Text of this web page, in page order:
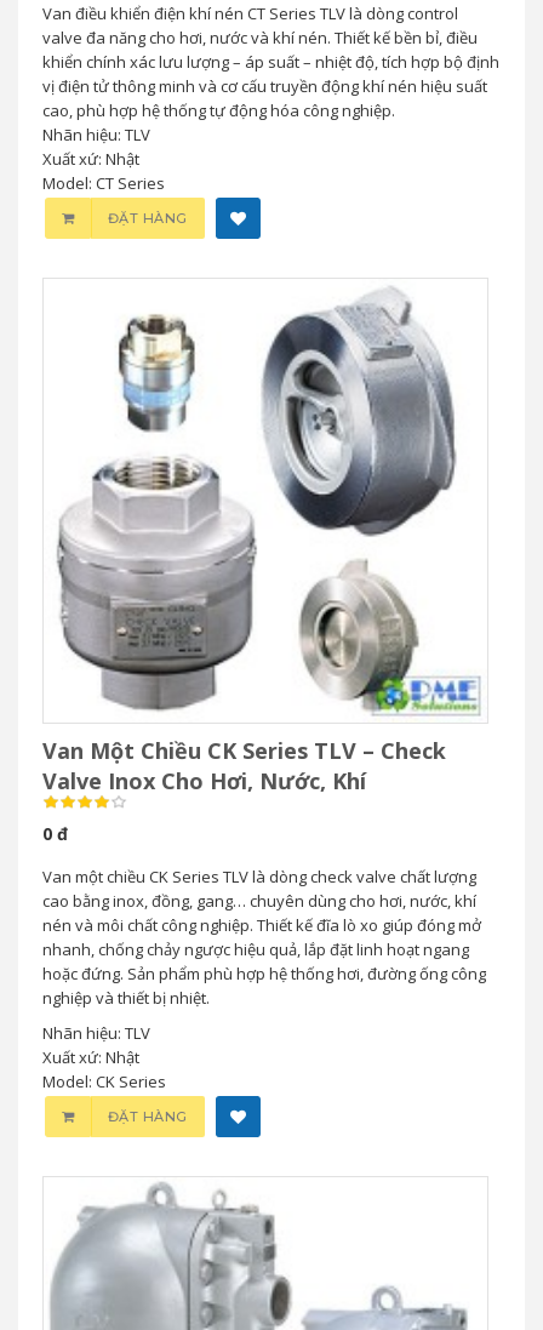
Van điều khiển điện khí nén CT Series TLV là dòng control
valve đa năng cho hơi, nước và khí nén. Thiết kế bền bỉ, điều
khiển chính xác lưu lượng – áp suất – nhiệt độ, tích hợp bộ định
vị điện tử thông minh và cơ cấu truyền động khí nén hiệu suất
cao, phù hợp hệ thống tự động hóa công nghiệp.
Nhãn hiệu: TLV
Xuất xứ: Nhật
Model: CT Series
ĐẶT HÀNG
Van Một Chiều CK Series TLV – Check
Valve Inox Cho Hơi, Nước, Khí
0 đ
Van một chiều CK Series TLV là dòng check valve chất lượng
cao bằng inox, đồng, gang… chuyên dùng cho hơi, nước, khí
nén và môi chất công nghiệp. Thiết kế đĩa lò xo giúp đóng mở
nhanh, chống chảy ngược hiệu quả, lắp đặt linh hoạt ngang
hoặc đứng. Sản phẩm phù hợp hệ thống hơi, đường ống công
nghiệp và thiết bị nhiệt.
Nhãn hiệu: TLV
Xuất xứ: Nhật
Model: CK Series
ĐẶT HÀNG